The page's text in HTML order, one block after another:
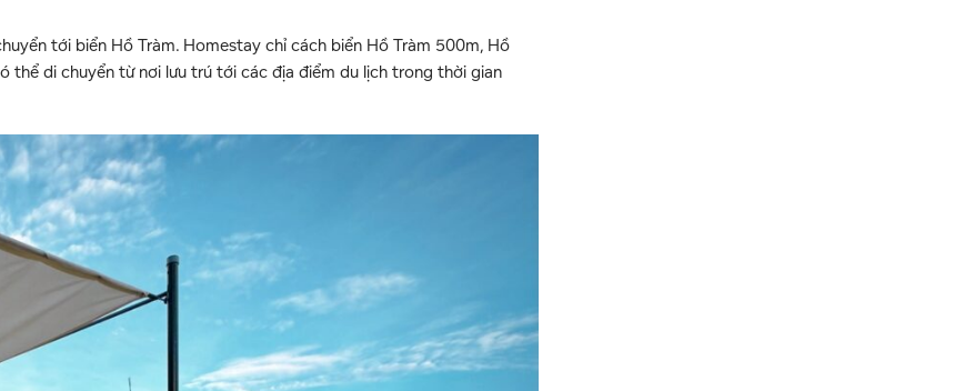
tới biển Hồ Tràm. Homestay chỉ cách biển Hồ Tràm 500m, Hồ
thể di chuyển từ nơi lưu trú tới các địa điểm du lịch trong thời gian